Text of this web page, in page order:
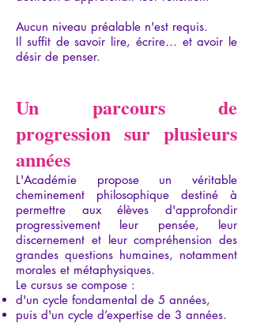
Aucun niveau préalable n'est requis.
Il suffit de savoir lire, écrire… et avoir le
désir de penser.
Un parcours de
progression sur plusieurs
années
L'Académie propose un véritable
cheminement philosophique destiné à
permettre aux élèves d'approfondir
progressivement leur pensée, leur
discernement et leur compréhension des
grandes questions humaines, notamment
morales et métaphysiques.
Le cursus se compose :
d'un cycle fondamental de 5 années,
puis d'un cycle d’expertise de 3 années.